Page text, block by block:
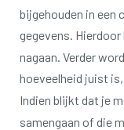
bijgehouden in een
gegevens.
nagaan.Verder
hoeveelheid juist
Indien blijkt dat je
samengaan of die